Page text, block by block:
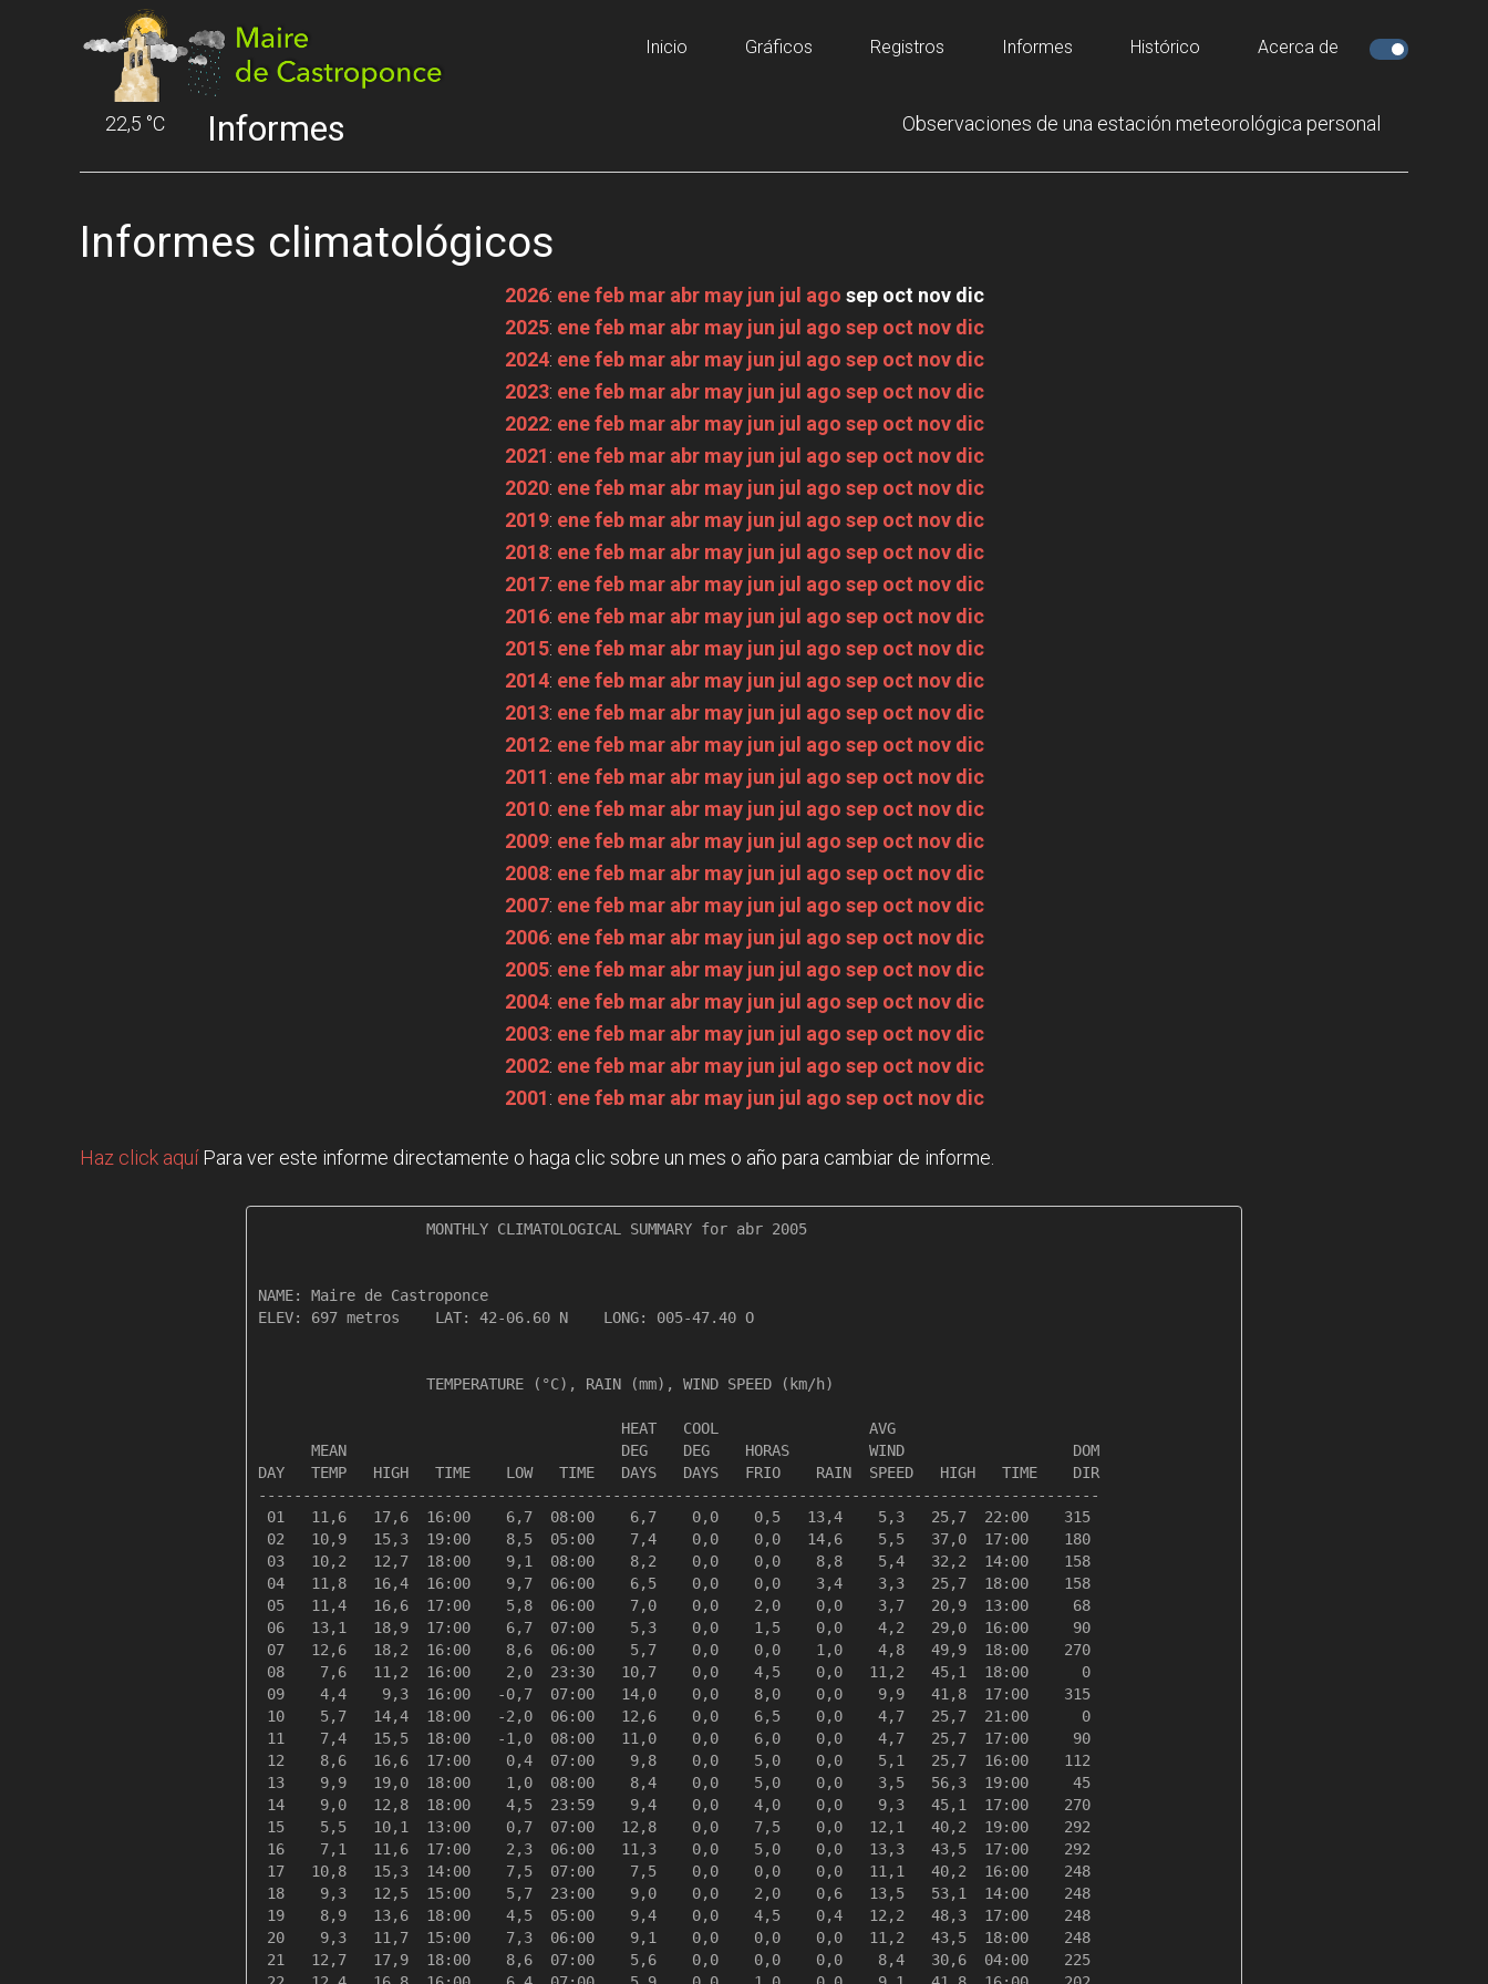
Inicio Gráficos Registros Informes Histórico Acerca de
22,5 °C Informes Observaciones de una estación meteorológica personal
Informes climatológicos
2026: ene feb mar abr may jun jul ago sep oct nov dic
2025: ene feb mar abr may jun jul ago sep oct nov dic
2024: ene feb mar abr may jun jul ago sep oct nov dic
2023: ene feb mar abr may jun jul ago sep oct nov dic
2022: ene feb mar abr may jun jul ago sep oct nov dic
2021: ene feb mar abr may jun jul ago sep oct nov dic
2020: ene feb mar abr may jun jul ago sep oct nov dic
2019: ene feb mar abr may jun jul ago sep oct nov dic
2018: ene feb mar abr may jun jul ago sep oct nov dic
2017: ene feb mar abr may jun jul ago sep oct nov dic
2016: ene feb mar abr may jun jul ago sep oct nov dic
2015: ene feb mar abr may jun jul ago sep oct nov dic
2014: ene feb mar abr may jun jul ago sep oct nov dic
2013: ene feb mar abr may jun jul ago sep oct nov dic
2012: ene feb mar abr may jun jul ago sep oct nov dic
2011: ene feb mar abr may jun jul ago sep oct nov dic
2010: ene feb mar abr may jun jul ago sep oct nov dic
2009: ene feb mar abr may jun jul ago sep oct nov dic
2008: ene feb mar abr may jun jul ago sep oct nov dic
2007: ene feb mar abr may jun jul ago sep oct nov dic
2006: ene feb mar abr may jun jul ago sep oct nov dic
2005: ene feb mar abr may jun jul ago sep oct nov dic
2004: ene feb mar abr may jun jul ago sep oct nov dic
2003: ene feb mar abr may jun jul ago sep oct nov dic
2002: ene feb mar abr may jun jul ago sep oct nov dic
2001: ene feb mar abr may jun jul ago sep oct nov dic
Haz click aquíPara ver este informe directamente o haga clic sobre un mes o año para cambiar de informe.
                   MONTHLY CLIMATOLOGICAL SUMMARY for abr 2005
NAME: Maire de Castroponce
ELEV: 697 metros    LAT: 42-06.60 N    LONG: 005-47.40 O
                   TEMPERATURE (°C), RAIN (mm), WIND SPEED (km/h)
                                         HEAT   COOL                 AVG
      MEAN                               DEG    DEG    HORAS         WIND                   DOM
DAY   TEMP   HIGH   TIME    LOW   TIME   DAYS   DAYS   FRIO    RAIN  SPEED   HIGH   TIME    DIR
-----------------------------------------------------------------------------------------------
01   11,6   17,6  16:00    6,7  08:00    6,7    0,0    0,5   13,4    5,3   25,7  22:00    315
02   10,9   15,3  19:00    8,5  05:00    7,4    0,0    0,0   14,6    5,5   37,0  17:00    180
03   10,2   12,7  18:00    9,1  08:00    8,2    0,0    0,0    8,8    5,4   32,2  14:00    158
04   11,8   16,4  16:00    9,7  06:00    6,5    0,0    0,0    3,4    3,3   25,7  18:00    158
05   11,4   16,6  17:00    5,8  06:00    7,0    0,0    2,0    0,0    3,7   20,9  13:00     68
06   13,1   18,9  17:00    6,7  07:00    5,3    0,0    1,5    0,0    4,2   29,0  16:00     90
07   12,6   18,2  16:00    8,6  06:00    5,7    0,0    0,0    1,0    4,8   49,9  18:00    270
08    7,6   11,2  16:00    2,0  23:30   10,7    0,0    4,5    0,0   11,2   45,1  18:00      0
09    4,4    9,3  16:00   -0,7  07:00   14,0    0,0    8,0    0,0    9,9   41,8  17:00    315
10    5,7   14,4  18:00   -2,0  06:00   12,6    0,0    6,5    0,0    4,7   25,7  21:00      0
11    7,4   15,5  18:00   -1,0  08:00   11,0    0,0    6,0    0,0    4,7   25,7  17:00     90
12    8,6   16,6  17:00    0,4  07:00    9,8    0,0    5,0    0,0    5,1   25,7  16:00    112
13    9,9   19,0  18:00    1,0  08:00    8,4    0,0    5,0    0,0    3,5   56,3  19:00     45
14    9,0   12,8  18:00    4,5  23:59    9,4    0,0    4,0    0,0    9,3   45,1  17:00    270
15    5,5   10,1  13:00    0,7  07:00   12,8    0,0    7,5    0,0   12,1   40,2  19:00    292
16    7,1   11,6  17:00    2,3  06:00   11,3    0,0    5,0    0,0   13,3   43,5  17:00    292
17   10,8   15,3  14:00    7,5  07:00    7,5    0,0    0,0    0,0   11,1   40,2  16:00    248
18    9,3   12,5  15:00    5,7  23:00    9,0    0,0    2,0    0,6   13,5   53,1  14:00    248
19    8,9   13,6  18:00    4,5  05:00    9,4    0,0    4,5    0,4   12,2   48,3  17:00    248
20    9,3   11,7  15:00    7,3  06:00    9,1    0,0    0,0    0,0   11,2   43,5  18:00    248
21   12,7   17,9  18:00    8,6  07:00    5,6    0,0    0,0    0,0    8,4   30,6  04:00    225